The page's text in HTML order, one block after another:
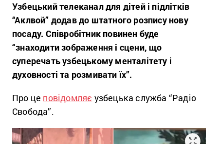
Узбецький телеканал для дітей і підлітків
“Аклвой” додав до штатного розпису нову
посаду. Співробітник повинен буде
“знаходити зображення і сцени, що
суперечать узбецькому менталітету і
духовності та розмивати їх”.
Про це повідомляє узбецька служба “Радіо
Свобода”.